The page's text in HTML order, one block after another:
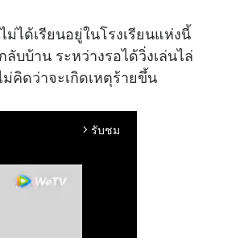
ได้เรียนอยู่ในโรงเรียนแห่งนี้
บบ้าน ระหว่างรอได้วิ่งเล่นไล่
คิดว่าจะเกิดเหตุร้ายขึ้น
arrow_forward_ios รับชม